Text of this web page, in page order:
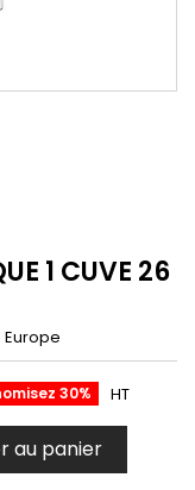
1 CUVE 26
30% HT
au panier